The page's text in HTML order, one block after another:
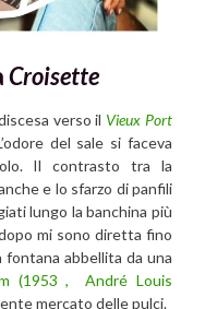
Croisette
verso il Vieux Port
del sale si faceva
Il contrasto tra la
e lo sfarzo di panfili
lungo la banchina più
mi sono diretta fino
abbellita da una
(1953 , André Louis
mercato delle pulci.